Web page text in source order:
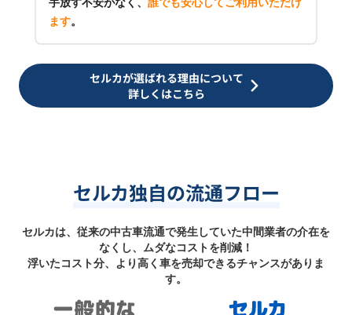
ます。
セルカが選ばれる理由について
詳しくはこちら
セルカ独自の流通フロー
セルカは、従来の中古車流通で発生していた中間業者の介在を
なくし、ムダなコストを削減！
浮いたコスト分、より高く車を売却できるチャンスがありま
す。